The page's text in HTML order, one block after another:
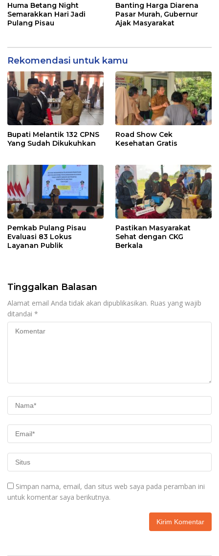
Huma Betang Night
Semarakkan Hari Jadi
Pulang Pisau
Banting Harga Diarena
Pasar Murah, Gubernur
Ajak Masyarakat
Rekomendasi untuk kamu
Bupati Melantik 132 CPNS
Yang Sudah Dikukuhkan
Road Show Cek
Kesehatan Gratis
Pemkab Pulang Pisau
Evaluasi 83 Lokus
Layanan Publik
Pastikan Masyarakat
Sehat dengan CKG
Berkala
Tinggalkan Balasan
Alamat email Anda tidak akan dipublikasikan. Ruas yang wajib
ditandai *
Simpan nama, email, dan situs web saya pada peramban ini
untuk komentar saya berikutnya.